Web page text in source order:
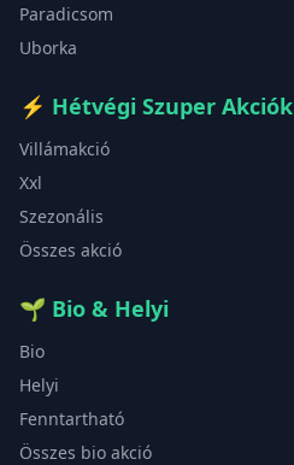
Paradicsom
Uborka
⚡ Hétvégi Szuper Akciók
Villámakció
Xxl
Szezonális
Összes akció
🌱 Bio & Helyi
Bio
Helyi
Fenntartható
Összes bio akció